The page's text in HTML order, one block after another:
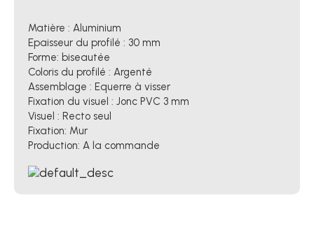
Matière : Aluminium
Epaisseur du profilé : 30 mm
Forme: biseautée
Coloris du profilé : Argenté
Assemblage : Equerre à visser
Fixation du visuel : Jonc PVC 3 mm
Visuel : Recto seul
Fixation: Mur
Production: A la commande